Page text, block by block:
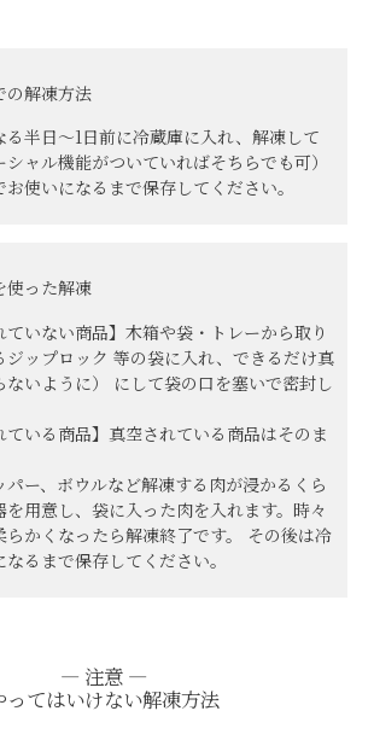
食べ方からから探す
すき焼き
しゃぶしゃぶ
ステーキ
ハンバーグ
みそ漬け
レトルトカレー
コーンスープ
の解凍方法
る半日～1日前に冷蔵庫に入れ、解凍して
シャル機能がついていればそちらでも可）
使いになるまで保存してください。
使った解凍
ていない商品】木箱や袋・トレーから取り
ジップロック 等の袋に入れ、できるだけ真
ないように） にして袋の口を塞いで密封し
ている商品】真空されている商品はそのま
ー、ボウルなど解凍する肉が浸かるくら
用意し、袋に入った肉を入れます。時々
らかくなったら解凍終了です。 その後は冷
るまで保存してください。
― 注意 ―
ってはいけない解凍方法